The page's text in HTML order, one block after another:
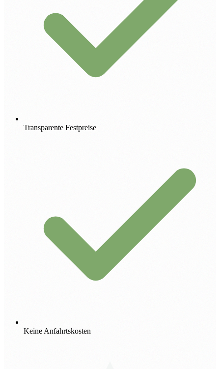
Transparente Festpreise
Keine Anfahrtskosten